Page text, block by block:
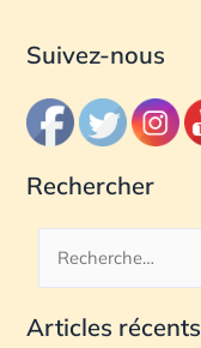
Suivez-nous
Rechercher
c
Articles récents